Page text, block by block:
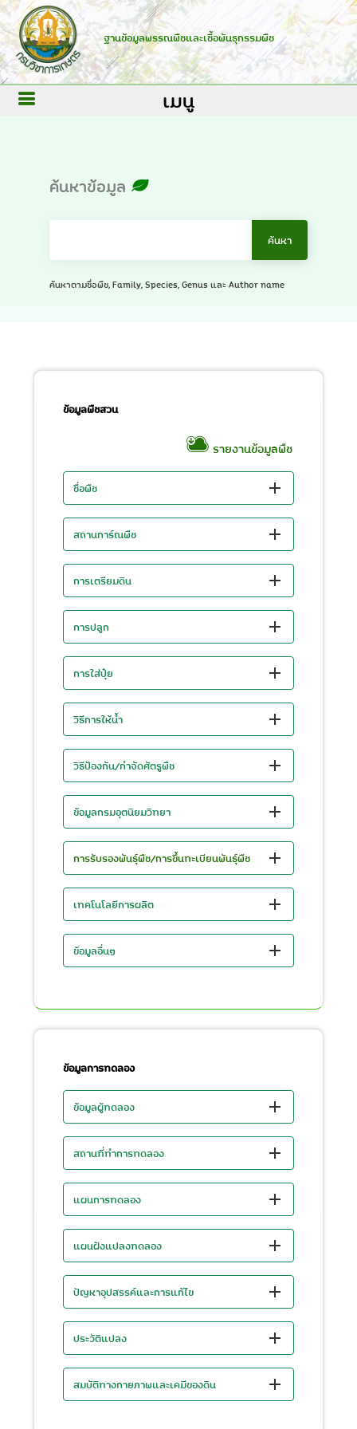
ฐานข้อมูลพรรณพืชและเชื้อพันธุกรรมพืช
เมนู
ค้นหาข้อมูล
ค้นหาตามชื่อพืช, Family, Species, Genus และ Author name
ข้อมูลพืชสวน
รายงานข้อมูลพืช
ชื่อพืช
สถานการ์ณพืช
การเตรียมดิน
การปลูก
การใส่ปุ๋ย
วิธีการให้น้ำ
วิธีป้องกัน/กำจัดศัตรูพืช
ข้อมูลกรมอุตนิยมวิทยา
การรับรองพันธุ์พืช/การขึ้นทะเบียนพันธุ์พืช
เทคโนโลยีการผลิต
ข้อมูลอื่นๆ
ข้อมูลการทดลอง
ข้อมูลผู้ทดลอง
สถานที่ทำการทดลอง
แผนการทดลอง
แผนฝังแปลงทดลอง
ปัญหาอุปสรรค์และการแก้ไข
ประวัติแปลง
สมบัติทางกายภาพและเคมีของดิน